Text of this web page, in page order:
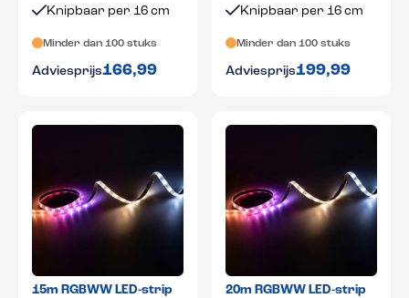
Knipbaar per 16 cm
Minder dan 100 stuks
Adviesprijs166,99
Knipbaar per 16 cm
Minder dan 100 stuks
Adviesprijs199,99
15m RGBWW LED-strip 20m RGBWW LED-strip